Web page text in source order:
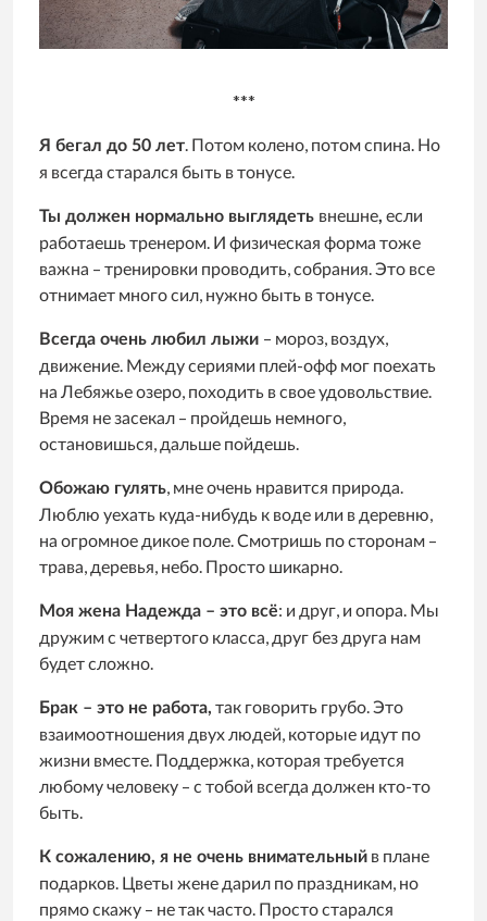
***
Я бегал до 50 лет. Потом колено, потом спина. Но
я всегда старался быть в тонусе.
Ты должен нормально выглядеть внешне, если
работаешь тренером. И физическая форма тоже
важна – тренировки проводить, собрания. Это все
отнимает много сил, нужно быть в тонусе.
Всегда очень любил лыжи – мороз, воздух,
движение. Между сериями плей-офф мог поехать
на Лебяжье озеро, походить в свое удовольствие.
Время не засекал – пройдешь немного,
остановишься, дальше пойдешь.
Обожаю гулять, мне очень нравится природа.
Люблю уехать куда-нибудь к воде или в деревню,
на огромное дикое поле. Смотришь по сторонам –
трава, деревья, небо. Просто шикарно.
Моя жена Надежда – это всё: и друг, и опора. Мы
дружим с четвертого класса, друг без друга нам
будет сложно.
Брак – это не работа, так говорить грубо. Это
взаимоотношения двух людей, которые идут по
жизни вместе. Поддержка, которая требуется
любому человеку – с тобой всегда должен кто-то
быть.
К сожалению, я не очень внимательный в плане
подарков. Цветы жене дарил по праздникам, но
прямо скажу – не так часто. Просто старался